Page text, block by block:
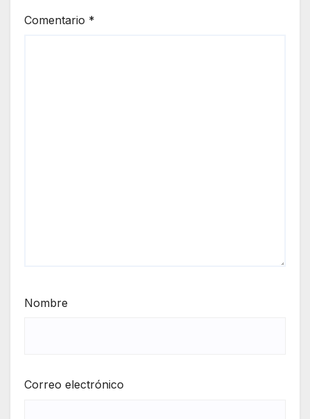
Comentario *
Nombre
Correo electrónico